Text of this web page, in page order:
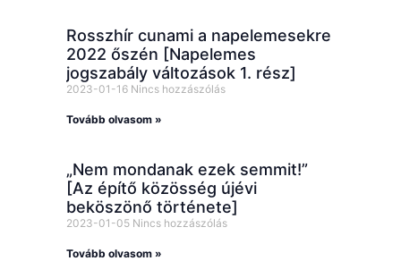
Rosszhír cunami a napelemesekre
2022 őszén [Napelemes
jogszabály változások 1. rész]
2023-01-16 Nincs hozzászólás
Tovább olvasom »
„Nem mondanak ezek semmit!”
[Az építő közösség újévi
beköszönő története]
2023-01-05 Nincs hozzászólás
Tovább olvasom »